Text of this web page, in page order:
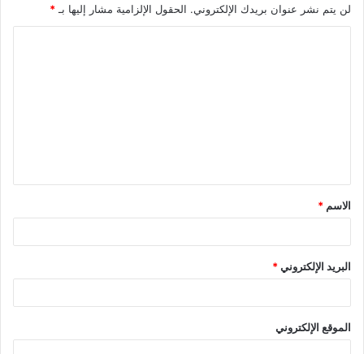
لن يتم نشر عنوان بريدك الإلكتروني. الحقول الإلزامية مشار إليها بـ *
ق
*
الاسم *
البريد الإلكتروني*
الموقع الإلكتروني